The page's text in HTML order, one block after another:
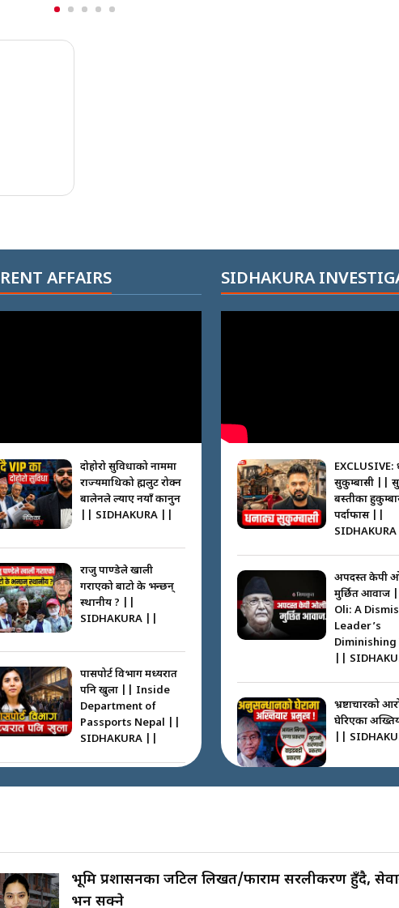
AFFAIRS
दोहोरो सुविधाको नाममा
राज्यमाथिको ब्रह्मलुट रोक्न
बालेनले ल्याए नयाँ कानुन
|| SIDHAKURA ||
राजु पाण्डेले खाली
गराएको बाटो के भन्छन्
स्थानीय ? ||
SIDHAKURA ||
पासपोर्ट विभाग मध्यरात
पनि खुला || Inside
Department of
Passports Nepal ||
SIDHAKURA ||
कहाँ हरायो ग्यास ? ||
पासपोर्ट पाउन फेरि सकस
SIDHAKURA
EXCLUSIVE:
सुकुम्बासी ||
बस्तीका
पर्दाफास ||
SIDHAKURA
अपदस्त केपी
मुर्छित आवाज
Oli: A
Leader’s
Diminishing
||
भ्रष्टाचारको
घेरिएका
||
Minister ||
SIDHAKURA
भूमि प्रशासनका जटिल लिखत/फाराम सरलीकरण हुँदै,
भर्न सक्ने